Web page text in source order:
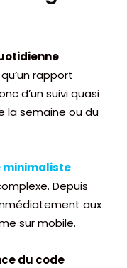
rapport
d’un suivi quasi
la semaine ou du
Depuis
aux
sur mobile.
du code